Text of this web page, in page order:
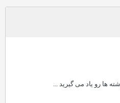
رو یاد می گیرید ...